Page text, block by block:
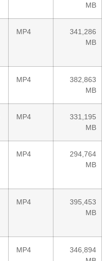
MB
MP4
341,286
MB
MP4
382,863
MB
MP4
331,195
MB
MP4
294,764
MB
MP4
395,453
MB
MP4
346,894